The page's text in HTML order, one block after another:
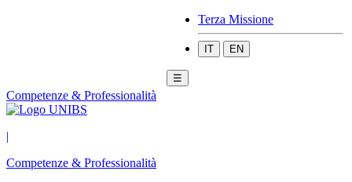
Terza Missione
IT EN
☰
Competenze & Professionalità
|
Competenze & Professionalità